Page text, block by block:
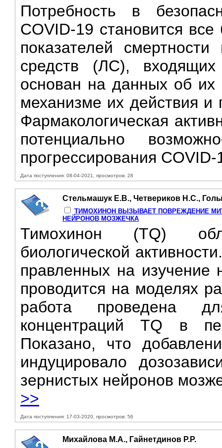
Потребность в
COVID-19 становится
показателей
средств (ЛC),
основан на данных об их
механизме их действия и
Фармакологическая
потенциально
прогрессирования
Дата поступления: 08-04-2021, просмотров: 28
Стельмашук Е.В., Четвериков Н.С.,
ТИМОХИНОН ВЫЗЫВАЕТ ПОВРЕЖДЕНИЕ
НЕЙРОНОВ МОЗЖЕЧКА
Тимохинон (TQ)
биологической
правленных на изучение
проводится на моделях
работа проведена
концентраций TQ в
Показано, что
индуцировало
зернистых нейронов
>>
Дата поступления: 17-03-2020, просмотров: 56
Михайлова М.А., Гайнетдинов Р.Р.